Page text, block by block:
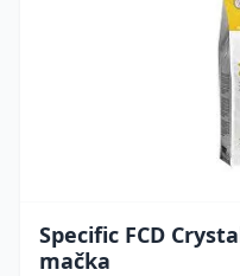
Specific FCD
mačka